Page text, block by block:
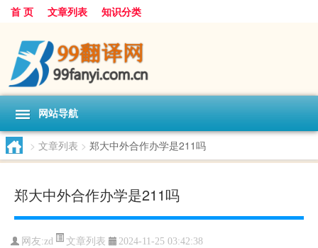
首 页 文章列表 知识分类
网站导航
> 文章列表 > 郑大中外合作办学是211吗
郑大中外合作办学是211吗
网友:zd 文章列表 2024-11-25 03:42:38